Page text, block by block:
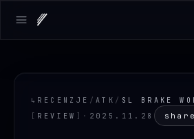
Open main menu
↳ RECENZJE /ATK / SL BRAKE
[ REVIEW ] · 2025.11.28 share